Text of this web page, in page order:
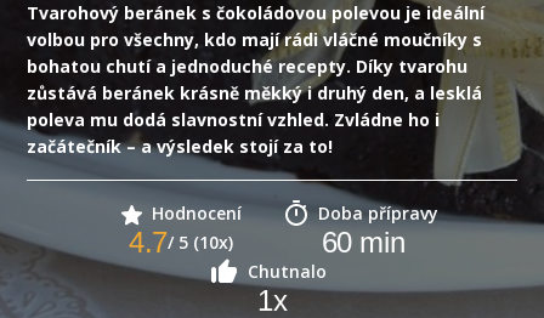
Tvarohový beránek s čokoládovou polevou je ideální
volbou pro všechny, kdo mají rádi vláčné moučníky s
bohatou chutí a jednoduché recepty. Díky tvarohu
zůstává beránek krásně měkký i druhý den, a lesklá
poleva mu dodá slavnostní vzhled. Zvládne ho i
začátečník – a výsledek stojí za to!
Hodnocení
4.7/ 5 (10x)
Doba přípravy
60min
Chutnalo
1x